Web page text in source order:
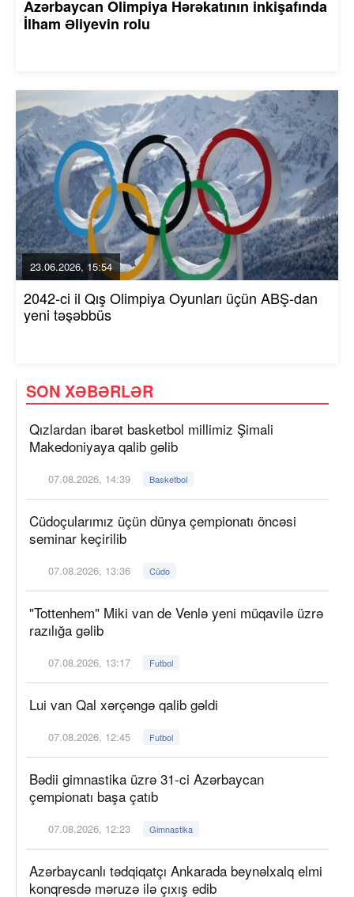
Azərbaycan Olimpiya Hərəkatının inkişafında
İlham Əliyevin rolu
23.06.2026, 15:54
2042-ci il Qış Olimpiya Oyunları üçün ABŞ-dan
yeni təşəbbüs
SON XƏBƏRLƏR
Qızlardan ibarət basketbol millimiz Şimali
Makedoniyaya qalib gəlib
07.08.2026, 14:39 Basketbol
Cüdoçularımız üçün dünya çempionatı öncəsi
seminar keçirilib
07.08.2026, 13:36 Cüdo
"Tottenhem" Miki van de Venlə yeni müqavilə üzrə
razılığa gəlib
07.08.2026, 13:17 Futbol
Lui van Qal xərçəngə qalib gəldi
07.08.2026, 12:45 Futbol
Bədii gimnastika üzrə 31-ci Azərbaycan
çempionatı başa çatıb
07.08.2026, 12:23 Gimnastika
Azərbaycanlı tədqiqatçı Ankarada beynəlxalq elmi
konqresdə məruzə ilə çıxış edib